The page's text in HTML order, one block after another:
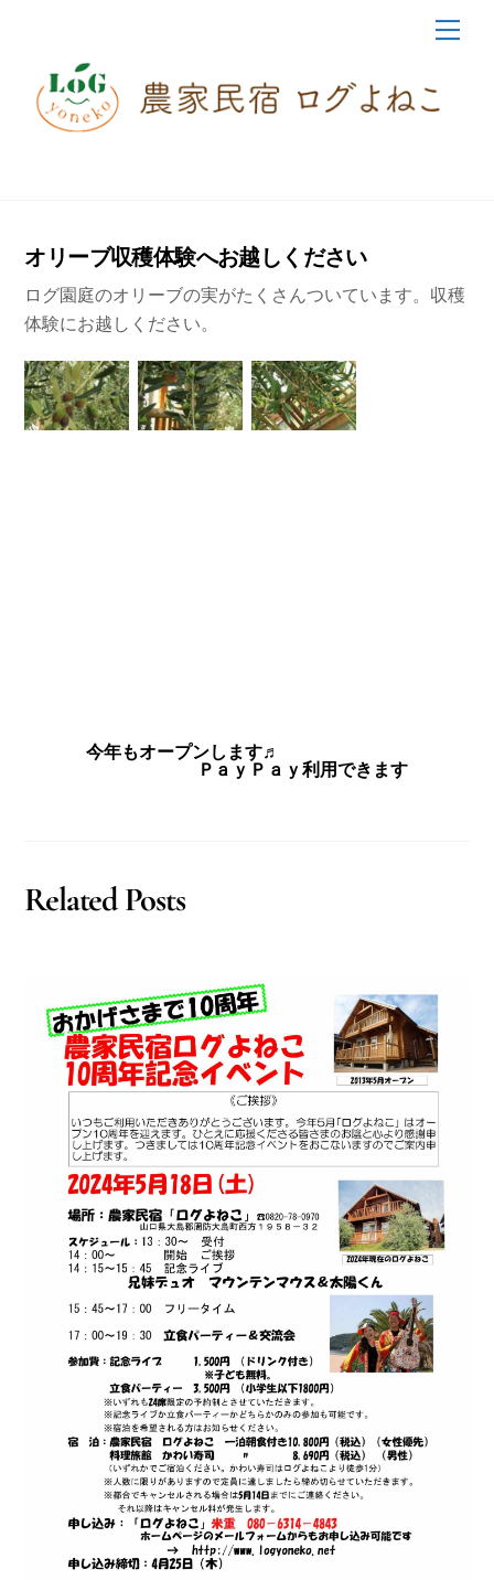
content
オリーブ収穫体験へお越しください
ログ園庭のオリーブの実がたくさんついています。収穫
体験にお越しください。
今年もオープンします♬
ＰａｙＰａｙ利用できます
Related Posts